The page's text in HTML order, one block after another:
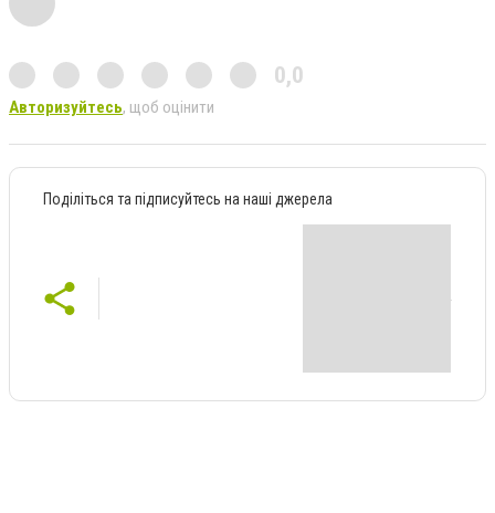
0,0
Авторизуйтесь, щоб оцінити
Поділіться та підписуйтесь на наші джерела